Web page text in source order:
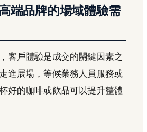
端品牌的場域體驗需
客戶體驗是成交的關鍵因素之
進展場，等候業務人員服務或
好的咖啡或飲品可以提升整體